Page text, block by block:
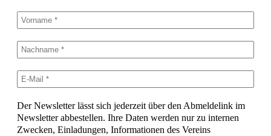
Der Newsletter lässt sich jederzeit über den Abmeldelink im
Newsletter abbestellen. Ihre Daten werden nur zu internen
Zwecken, Einladungen, Informationen des Vereins